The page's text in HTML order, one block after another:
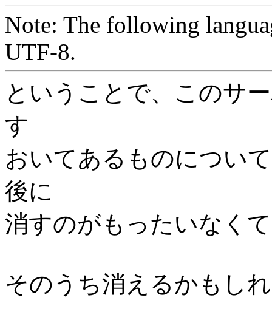
Note: The following
UTF-8.
ということで、このサ
す
おいてあるものについ
後に
消すのがもったいなく
そのうち消えるかもし